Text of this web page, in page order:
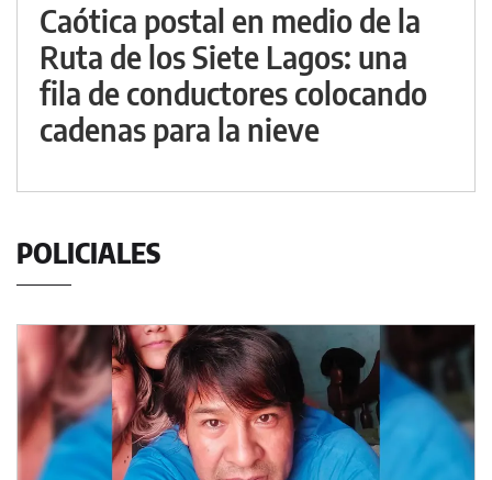
Caótica postal en medio de la
Ruta de los Siete Lagos: una
fila de conductores colocando
cadenas para la nieve
POLICIALES